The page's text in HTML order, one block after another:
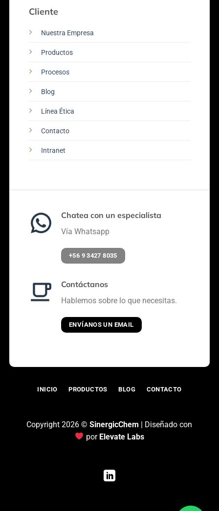
Cliente
Nuestra Empresa
Productos
Procesos
Blog
Línea Ética
Contacto
Intranet
Chatea con un especialista
Vía Whatsapp
+56 9 3427 8035
Contáctanos
Hablemos sobre lo que necesitas.
ENVÍANOS UN EMAIL
INICIO PRODUCTOS BLOG CONTACTO
Copyright 2026 ©SinergicChem | Diseñado con
por Elevate Labs